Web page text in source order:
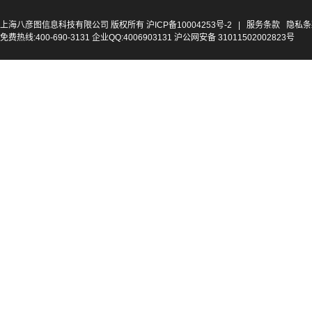
上海八彦图信息科技有限公司 版权所有 沪ICP备10004253号-2 服务条款
隐私
免费热线:400-690-3131 企业QQ:4006903131 沪公网安备 31011502002823号